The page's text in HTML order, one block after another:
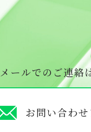
メールでのご連絡
お問い合わせ